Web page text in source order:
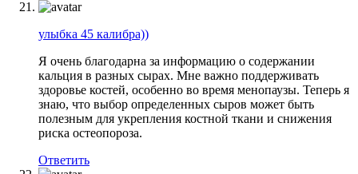
улыбка 45 калибра))
Я очень благодарна за информацию о содержании
кальция в разных сырах. Мне важно поддерживать
здоровье костей, особенно во время менопаузы. Теперь я
знаю, что выбор определенных сыров может быть
полезным для укрепления костной ткани и снижения
риска остеопороза.
Ответить